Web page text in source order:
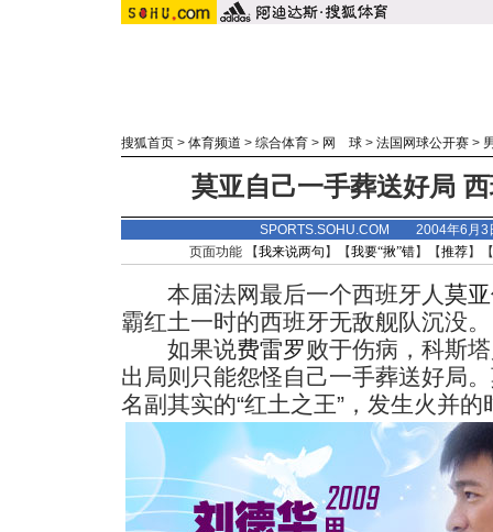
搜狐首页 > 体育频道 > 综合体育 > 网 球 > 法国网球公开赛 >
莫亚自己一手葬送好局
SPORTS.SOHU.COM 2004年6
页面功能 【我来说两句 】【我要“揪”错】【推荐】
本届法网最后一个西班牙人莫亚
霸红土一时的西班牙无敌舰队沉没。
如果说费雷罗败于伤病，科斯
出局则只能怨怪自己一手葬送好局
名副其实的“红土之王”，发生火并